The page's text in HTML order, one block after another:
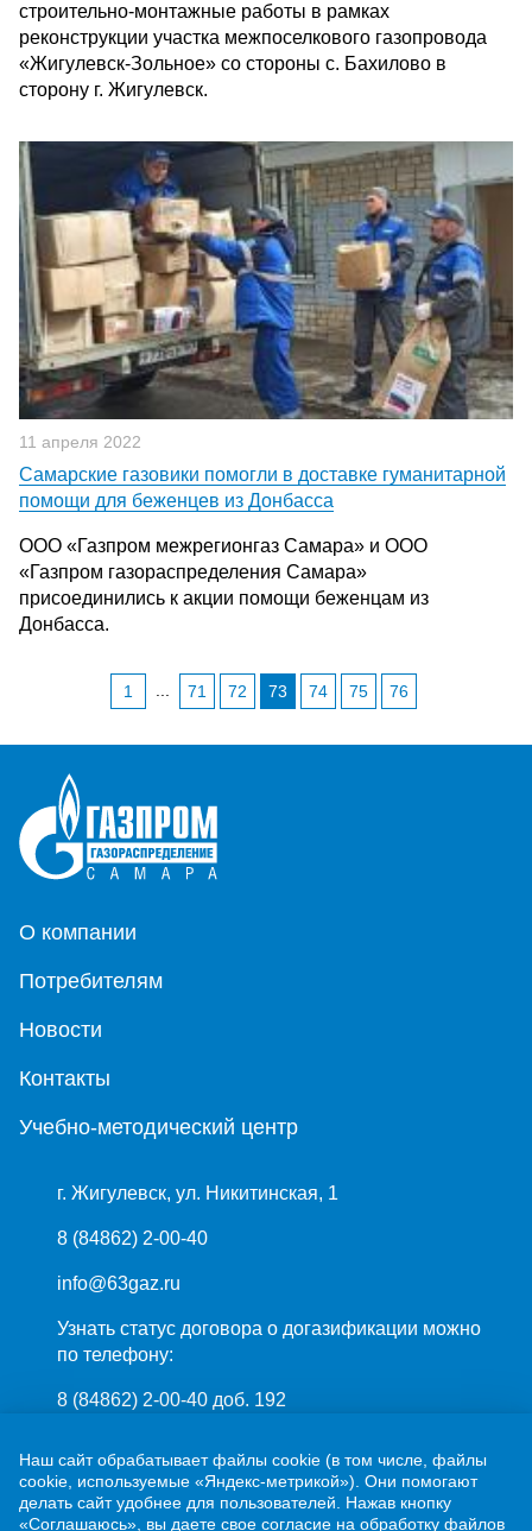
строительно-монтажные работы в рамках
реконструкции участка межпоселкового газопровода
«Жигулевск-Зольное» со стороны с. Бахилово в
сторону г. Жигулевск.
11 апреля 2022
Самарские газовики помогли в доставке гуманитарной
помощи для беженцев из Донбасса
ООО «Газпром межрегионгаз Самара» и ООО
«Газпром газораспределения Самара»
присоединились к акции помощи беженцам из
Донбасса.
1 71 72 73 74 75 76
О компании
Потребителям
Новости
Контакты
Учебно-методический центр
г. Жигулевск, ул. Никитинская, 1
8 (84862) 2-00-40
info@63gaz.ru
Узнать статус договора о догазификации можно
по телефону:
8 (84862) 2-00-40 доб. 192
Наш сайт обрабатывает файлы cookie (в том числе, файлы
cookie, используемые «Яндекс-метрикой»). Они помогают
делать сайт удобнее для пользователей. Нажав кнопку
«Соглашаюсь», вы даете свое согласие на обработку файлов